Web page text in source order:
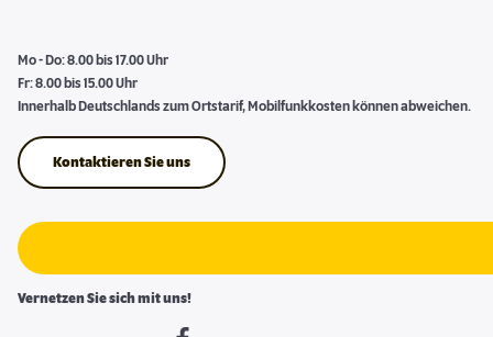
Mo - Do: 8.00 bis 17.00 Uhr
Fr: 8.00 bis 15.00 Uhr
Innerhalb Deutschlands zum Ortstarif, Mobilfunkkosten können abweichen.
Kontaktieren Sie uns
Vernetzen Sie sich mit uns!